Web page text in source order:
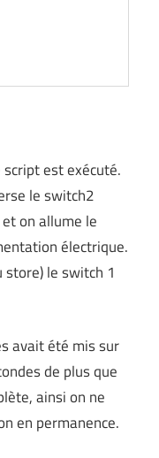
est exécuté.
le switch2
on allume le
électrique.
store) le switch 1
avait été mis sur
de plus que
ainsi on ne
en permanence.